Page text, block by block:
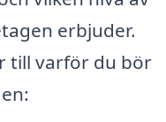
erbjuder.
till varför du bör